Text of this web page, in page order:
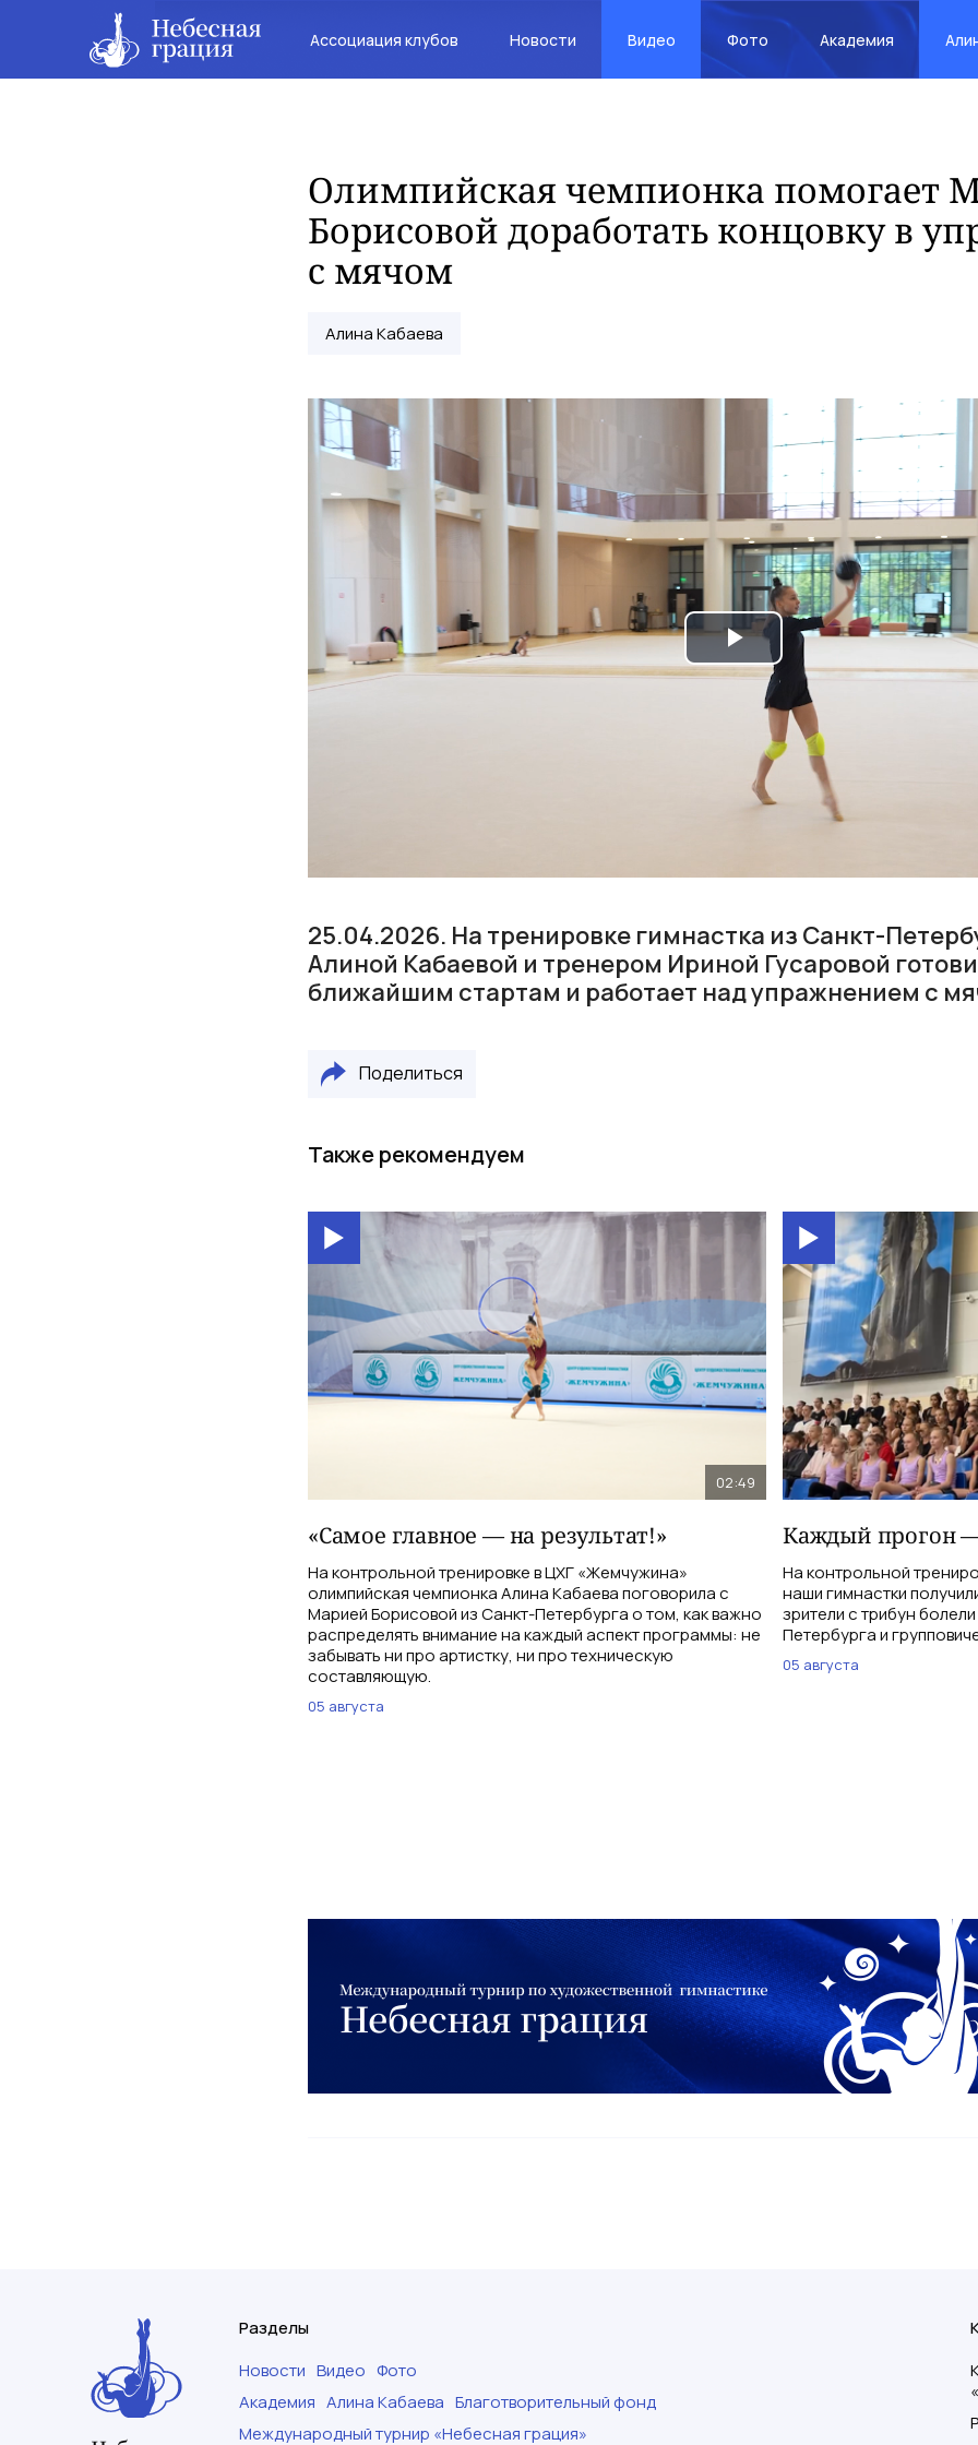
Ассоциация клубов Новости Видео Фото Академия
Олимпийская чемпионка помогает
Борисовой доработать концовку в
с мячом
Алина Кабаева
Play
Video
25.04.2026. На тренировке гимнастка из Санкт-
Алиной Кабаевой и тренером Ириной Гусаровой
ближайшим стартам и работает над упражнением с
Поделиться
Также рекомендуем
02:49
«Самое главное — на результат!»
На контрольной тренировке в ЦХГ «Жемчужина»
олимпийская чемпионка Алина Кабаева поговорила с
Марией Борисовой из Санкт-Петербурга о том, как важно
распределять внимание на каждый аспект программы: не
забывать ни про артистку, ни про техническую
составляющую.
05 августа
Каждый прогон
На контрольной
наши гимнастки
зрители с трибун
Петербурга и
05 августа
Разделы
Новости Видео Фото
Академия Алина Кабаева Благотворительный фонд
Международный турнир «Небесная грация»